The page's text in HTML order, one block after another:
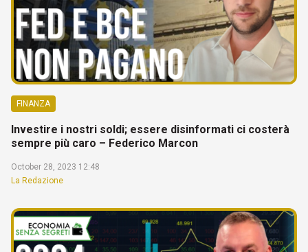
FINANZA
Investire i nostri soldi; essere disinformati ci costerà
sempre più caro – Federico Marcon
October 28, 2023 12:48
La Redazione